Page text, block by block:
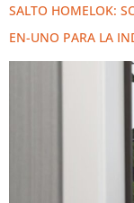
SALTO HOMELOK:
EN-UNO PARA LA